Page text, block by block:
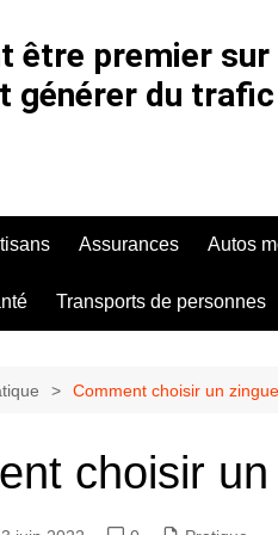
être premier sur
générer du trafic
Assurances Autos
Transports de personnes
Comment choisir un
choisir